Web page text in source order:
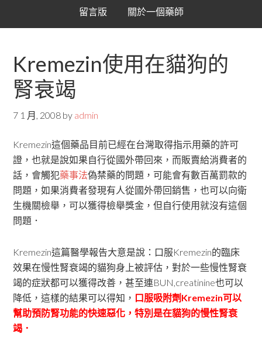
留言版 關於一個藥師
Kremezin使用在貓狗的
腎衰竭
7 1 月, 2008 by admin
Kremezin這個藥品目前已經在台灣取得指示用藥的許可
證，也就是說如果自行從國外帶回來，而販賣給消費者的
話，會觸犯藥事法偽禁藥的問題，可能會有數百萬罰款的
問題，如果消費者發現有人從國外帶回銷售，也可以向衛
生機關檢舉，可以獲得檢舉獎金，但自行使用就沒有這個
問題．
Kremezin這篇醫學報告大意是說：口服Kremezin的臨床
效果在慢性腎衰竭的貓狗身上被評估，對於一些慢性腎衰
竭的症狀都可以獲得改善，甚至連BUN,creatinine也可以
降低，這樣的結果可以得知， 口服吸附劑Kremezin可以
幫助預防腎功能的快速惡化，特別是在貓狗的慢性腎衰
竭．